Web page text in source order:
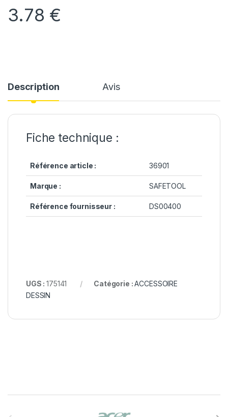
3.78 €
Description Avis
Fiche technique :
Référence article : 36901
Marque : SAFETOOL
Référence fournisseur : DS00400
UGS :175141 Catégorie :ACCESSOIRE
DESSIN